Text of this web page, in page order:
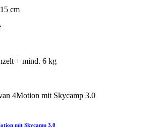
cm
+ mind. 6 kg
mit Skycamp 3.0